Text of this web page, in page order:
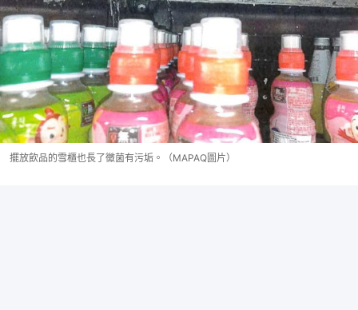
擺放飲品的雪櫃也長了黴菌有污垢。（MAPAQ圖片）